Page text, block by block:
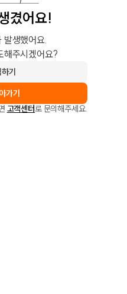
겼어요!
발생했어요.
해주시겠어요?
기
가기
고객센터로 문의해주세요.